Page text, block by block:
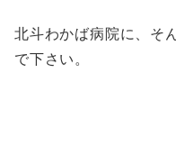
北斗わかば病院に、そ
で下さい。